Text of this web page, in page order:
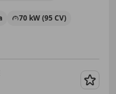
70 kW (95 CV)